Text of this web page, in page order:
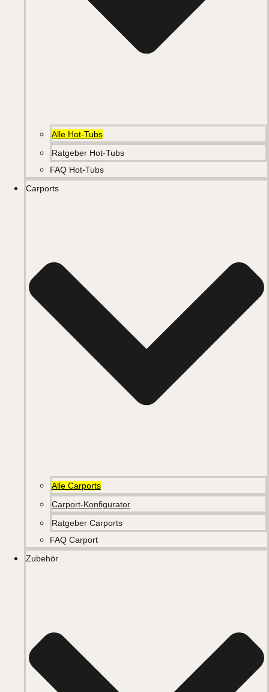
Alle Hot-Tubs
Ratgeber Hot-Tubs
FAQ Hot-Tubs
Carports
Alle Carports
Carport-Konfigurator
Ratgeber Carports
FAQ Carport
Zubehör